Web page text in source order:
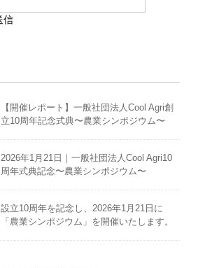
【開催レポート】一般社団法人Cool Agri創
立10周年記念式典〜農業シンポジウム〜
2026年1月21日｜一般社団法人Cool Agri10
周年式典記念〜農業シンポジウム〜
設立10周年を記念し、2026年1月21日に
「農業シンポジウム」を開催いたします。